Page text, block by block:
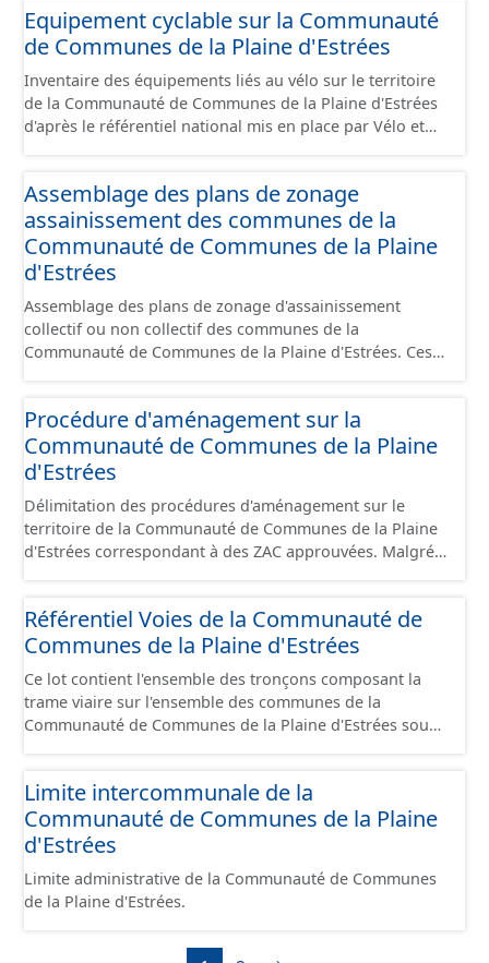
de bonnes conditions. Ils peuvent emprunter tout type
de voies sécurisées : voie verte, piste cyclable, voie à
couloir partagé avec les bus, aire piétonne, bandes
cyclables ou jalonnement sur chaussée. Les itinéraires
ne sont pas des aménagements mais une succession
peuvent emprunter des tronçons de voies non
aménagés pour assurer une continuité. Ce jeu de
données comprend uniquement les données avec un
statut "en service", "en travaux" ou "provisoire".
Equipement cyclable sur la Communauté
de Communes de la Plaine d'Estrées
Inventaire des équipements liés au vélo sur le territoire
de la Communauté de Communes de la Plaine d'Estrées
d'après le référentiel national mis en place par Vélo et
comprend également la localisation des aires de
services/repos (autre fiche de métadonnée). Cette
information est compatible avec les données du
stationnement cyclable. Pour une meilleure visualisation
des informations, les données visibles pour les
utilisateurs de "Ma Carte" (outil interne de visualisation)
est uniquement celles des équipements hors
stationnement. En revanche, le fichier à télécharger
standards. Ce jeu de données comprend uniquement les
données avec un statut "en service", "en travaux" ou
"provisoire".
Assemblage des plans de zonage
assainissement des communes de la
Communauté de Communes de la Plaine
d'Estrées
Assemblage des plans de zonage d'assainissement
collectif ou non collectif des communes de la
Communauté de Communes de la Plaine d'Estrées. Ces
individuel (SPANC).
Procédure d'aménagement sur la
Communauté de Communes de la Plaine
d'Estrées
Délimitation des procédures d'aménagement sur le
territoire de la Communauté de Communes de la Plaine
d'Estrées correspondant à des ZAC approuvées. Malgré
Référentiel Voies de la Communauté de
Communes de la Plaine d'Estrées
Ce lot contient l'ensemble des tronçons composant la
trame viaire sur l'ensemble des communes de la
Communauté de Communes de la Plaine d'Estrées sous
par un libellé de voie. Un tronçon appartient à une ou
deux communes. Un tronçon représente, le plus
souvent, le centre de la chaussée. Les tronçons de voies
correspondent à des intersections ou des jonctions, sauf
dans le cas d'un chevauchement (cf paragraphe suivant).
l'attribut « Franchissement ». Dans le cas d'un pont
Limite intercommunale de la
Communauté de Communes de la Plaine
d'Estrées
Limite administrative de la Communauté de Communes
de la Plaine d'Estrées.